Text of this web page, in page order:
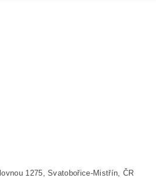
1275, Svatobořice-Mistřín, ČR